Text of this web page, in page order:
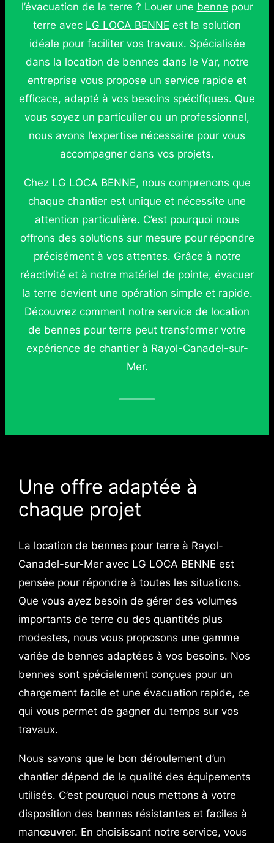
l’évacuation de la terre ? Louer une benne pour
terre avec LG LOCA BENNE est la solution
idéale pour faciliter vos travaux. Spécialisée
dans la location de bennes dans le Var, notre
entreprise vous propose un service rapide et
efficace, adapté à vos besoins spécifiques. Que
vous soyez un particulier ou un professionnel,
nous avons l’expertise nécessaire pour vous
accompagner dans vos projets.
Chez LG LOCA BENNE, nous comprenons que
chaque chantier est unique et nécessite une
attention particulière. C’est pourquoi nous
offrons des solutions sur mesure pour répondre
précisément à vos attentes. Grâce à notre
réactivité et à notre matériel de pointe, évacuer
la terre devient une opération simple et rapide.
Découvrez comment notre service de location
de bennes pour terre peut transformer votre
expérience de chantier à Rayol-Canadel-sur-
Mer.
Une offre adaptée à
chaque projet
La location de bennes pour terre à Rayol-
Canadel-sur-Mer avec LG LOCA BENNE est
pensée pour répondre à toutes les situations.
Que vous ayez besoin de gérer des volumes
importants de terre ou des quantités plus
modestes, nous vous proposons une gamme
variée de bennes adaptées à vos besoins. Nos
bennes sont spécialement conçues pour un
chargement facile et une évacuation rapide, ce
qui vous permet de gagner du temps sur vos
travaux.
Nous savons que le bon déroulement d’un
chantier dépend de la qualité des équipements
utilisés. C’est pourquoi nous mettons à votre
disposition des bennes résistantes et faciles à
manœuvrer. En choisissant notre service, vous